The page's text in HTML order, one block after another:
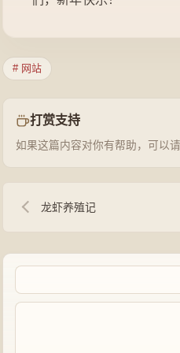
# 网站
打赏支持
如果这篇内容对你有帮助，可以
龙虾养殖记